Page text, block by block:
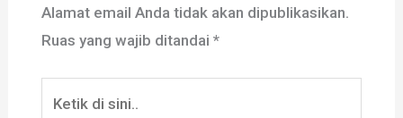
Alamat email Anda tidak akan dipublikasikan.
Ruas yang wajib ditandai *